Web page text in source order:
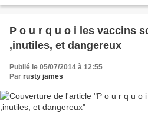
P o u r q u o i les vaccins sont ils inefficaces
,inutiles, et dangereux
Publié le 05/07/2014 à 12:55
Par rusty james